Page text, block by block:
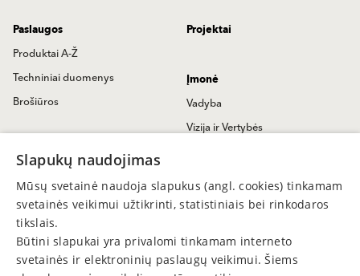
Paslaugos
Produktai A-Ž
Techniniai duomenys
Brošiūros
Projektai
Įmonė
Vadyba
Vizija ir Vertybės
Spaudoje
Kontaktai
Užklausa
Pardavimų atstovai
Partneriai
Mus rasite
Slapukų naudojimas
Mūsų svetainė naudoja slapukus (angl. cookies) tinkamam
svetainės veikimui užtikrinti, statistiniais bei rinkodaros
tikslais.
Būtini slapukai yra privalomi tinkamam interneto
svetainės ir elektroninių paslaugų veikimui. Šiems